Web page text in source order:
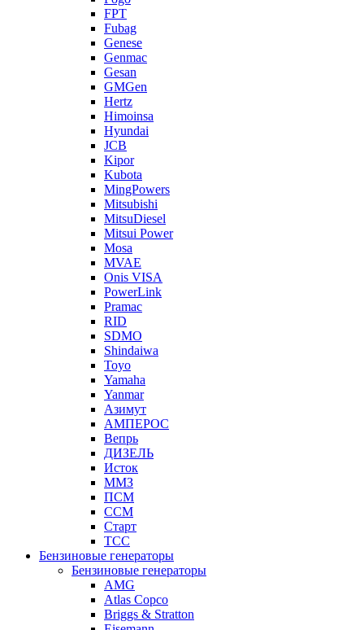
FPT
Fubag
Genese
Genmac
Gesan
GMGen
Hertz
Himoinsa
Hyundai
JCB
Kipor
Kubota
MingPowers
Mitsubishi
MitsuDiesel
Mitsui Power
Mosa
MVAE
Onis VISA
PowerLink
Pramac
RID
SDMO
Shindaiwa
Toyo
Yamaha
Yanmar
Азимут
АМПЕРОС
Вепрь
ДИЗЕЛЬ
Исток
ММЗ
ПСМ
ССМ
Старт
ТСС
Бензиновые генераторы
Бензиновые генераторы
AMG
Atlas Copco
Briggs & Stratton